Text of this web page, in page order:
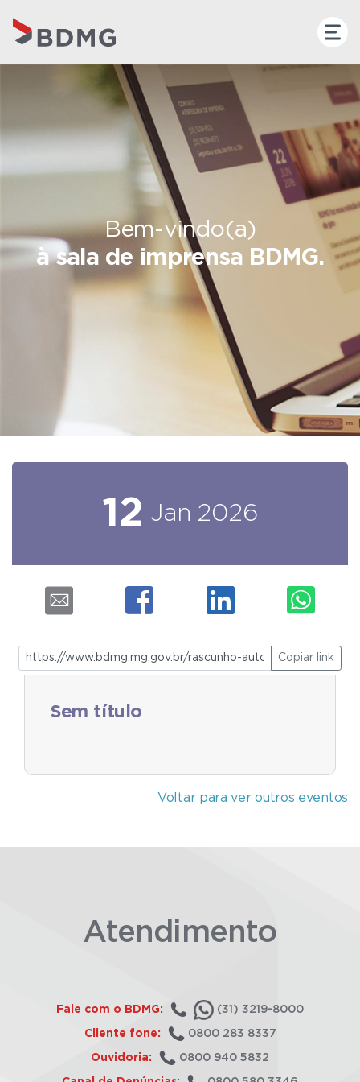
Bem-vindo(a)
à sala de imprensa BDMG.
12 Jan 2026
Copiar link
Sem título
Voltar para ver outros eventos
Atendimento
Fale com o BDMG: (31) 3219-8000
Cliente fone: 0800 283 8337
Ouvidoria: 0800 940 5832